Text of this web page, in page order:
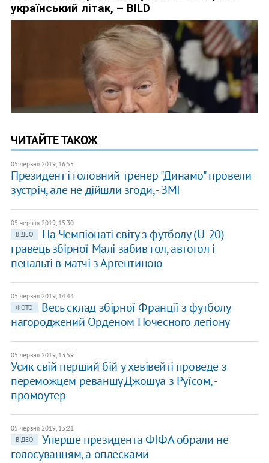
ЧИТАЙТЕ ТАКОЖ
05 червня 2019, 16:55
Президент і головний тренер "Динамо" провели
зустріч, але не дійшли згоди, - ЗМІ
05 червня 2019, 15:30
ВІДЕО
На Чемпіонаті світу з футболу (U-20)
гравець збірної Малі забив гол, автогол і
пенальті в матчі з Аргентиною
05 червня 2019, 14:44
ФОТО
Весь склад збірної Франції з футболу
нагороджений Орденом Почесного легіону
05 червня 2019, 13:59
Усик свій перший бій у хевівейті проведе з
переможцем реваншу Джошуа з Руїсом, -
промоутер
05 червня 2019, 13:21
ВІДЕО
Уперше президента ФІФА обрали не
голосуванням, а оплесками